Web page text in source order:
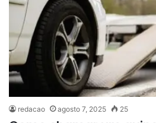
redacao agosto 7, 2025 25